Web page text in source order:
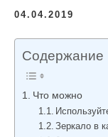
04.04.2019
Содержание
Что можно
Зеркало в